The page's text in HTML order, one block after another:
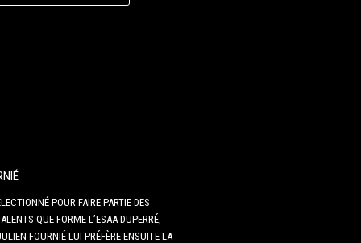
POUR FAIRE PARTIE DES
QUE FORME L’ESAA DUPERRÉ,
FOURNIÉ LUI PRÉFÈRE ENSUITE LA